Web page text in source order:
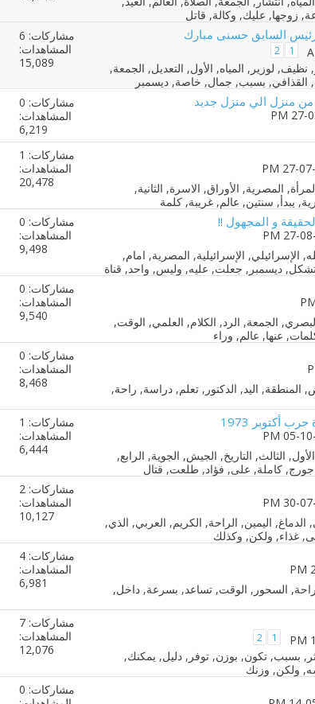
السابق حسنى مبارك
1
2
مشاركات: 6
المشاهدات:
15,089
منزل الي منزل جديد
مشاركات: 0
المشاهدات:
6,219
مشاركات: 1
المشاهدات:
20,478
و المجهول !!
مشاركات: 0
المشاهدات:
9,498
مشاركات: 0
المشاهدات:
9,540
مشاركات: 0
المشاهدات:
8,468
أكتوبر 1973
مشاركات: 1
المشاهدات:
6,444
مشاركات: 2
المشاهدات:
10,127
مشاركات: 4
المشاهدات:
6,981
1
2
مشاركات: 7
المشاهدات:
12,076
مشاركات: 0